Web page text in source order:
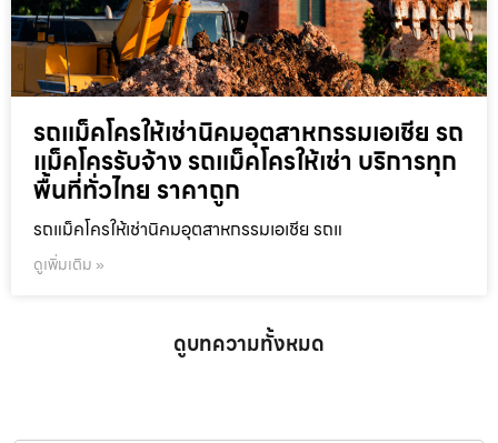
รถแม็คโครให้เช่านิคมอุตสาหกรรมเอเชีย รถ
แม็คโครรับจ้าง รถแม็คโครให้เช่า บริการทุก
พื้นที่ทั่วไทย ราคาถูก
รถแม็คโครให้เช่านิคมอุตสาหกรรมเอเชีย รถแ
ดูเพิ่มเติม »
ดูบทความทั้งหมด